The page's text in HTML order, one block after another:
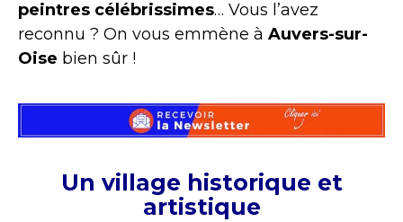
peintres célébrissimes… Vous l’avez
reconnu ? On vous emmène à Auvers-sur-
Oise bien sûr !
Un village historique et
artistique